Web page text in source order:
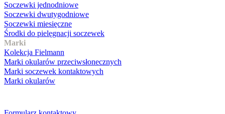
Soczewki jednodniowe
Soczewki dwutygodniowe
Soczewki miesięczne
Środki do pielęgnacji soczewek
Marki
Kolekcja Fielmann
Marki okularów przeciwsłonecznych
Marki soczewek kontaktowych
Marki okularów